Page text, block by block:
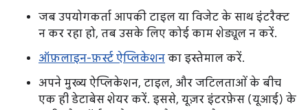
जब उपयोगकर्ता आपकी टाइल या विजेट के साथ इंटरैक्ट
न कर रहा हो, तब उसके लिए कोई काम शेड्यूल न करें.
ऑफ़लाइन-फ़र्स्ट ऐप्लिकेशन का इस्तेमाल करें.
अपने मुख्य ऐप्लिकेशन, टाइल, और जटिलताओं के बीच
एक ही डेटाबेस शेयर करें. इससे, यूज़र इंटरफ़ेस (यूआई) के